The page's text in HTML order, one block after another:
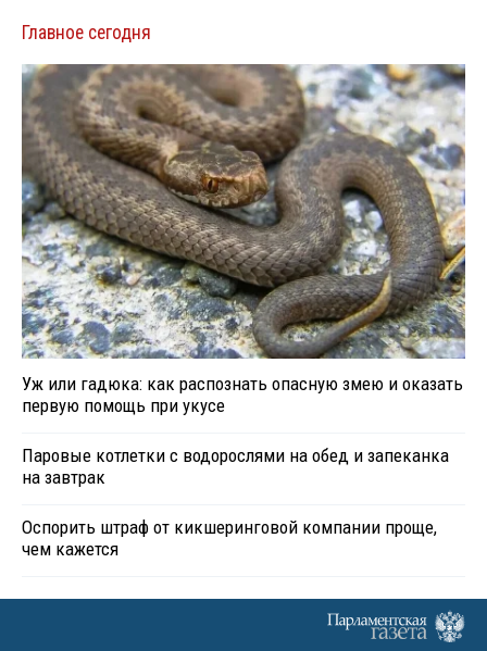
Главное сегодня
Уж или гадюка: как распознать опасную змею и оказать
первую помощь при укусе
Паровые котлетки с водорослями на обед и запеканка
на завтрак
Оспорить штраф от кикшеринговой компании проще,
чем кажется